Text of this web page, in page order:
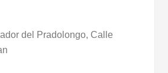
del Pradolongo, Calle